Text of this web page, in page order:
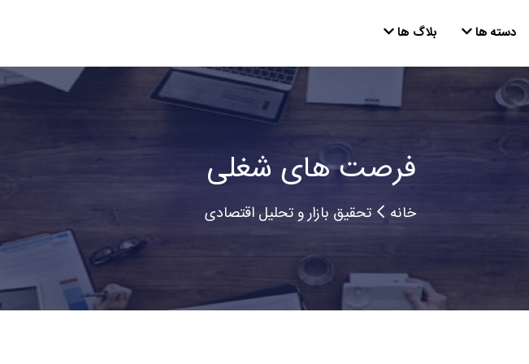
دسته ها بلاگ ها
فرصت های شغلی
خانه تحقیق بازار و تحلیل اقتصادی